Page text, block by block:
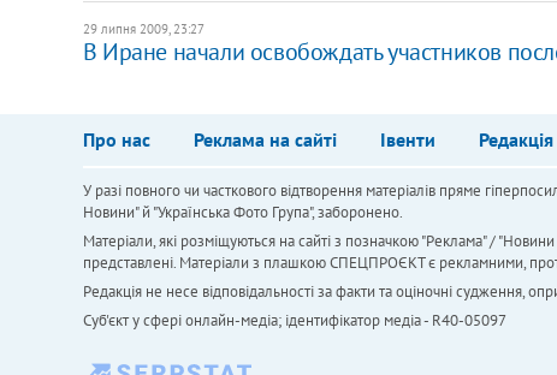
29 липня 2009, 23:27
В Иране начали освобождать участников
Про нас Реклама на сайті Івенти Редакція
У разі повного чи часткового відтворення матеріалів пряме
Новини" й "Українська Фото Група", заборонено.
Матеріали, які розміщуються на сайті з позначкою "Реклама" /
представлені. Матеріали з плашкою СПЕЦПРОЄКТ є рекламними, проте
Редакція не несе відповідальності за факти та оціночні судження,
Cуб'єкт у сфері онлайн-медіа; ідентифікатор медіа - R40-05097